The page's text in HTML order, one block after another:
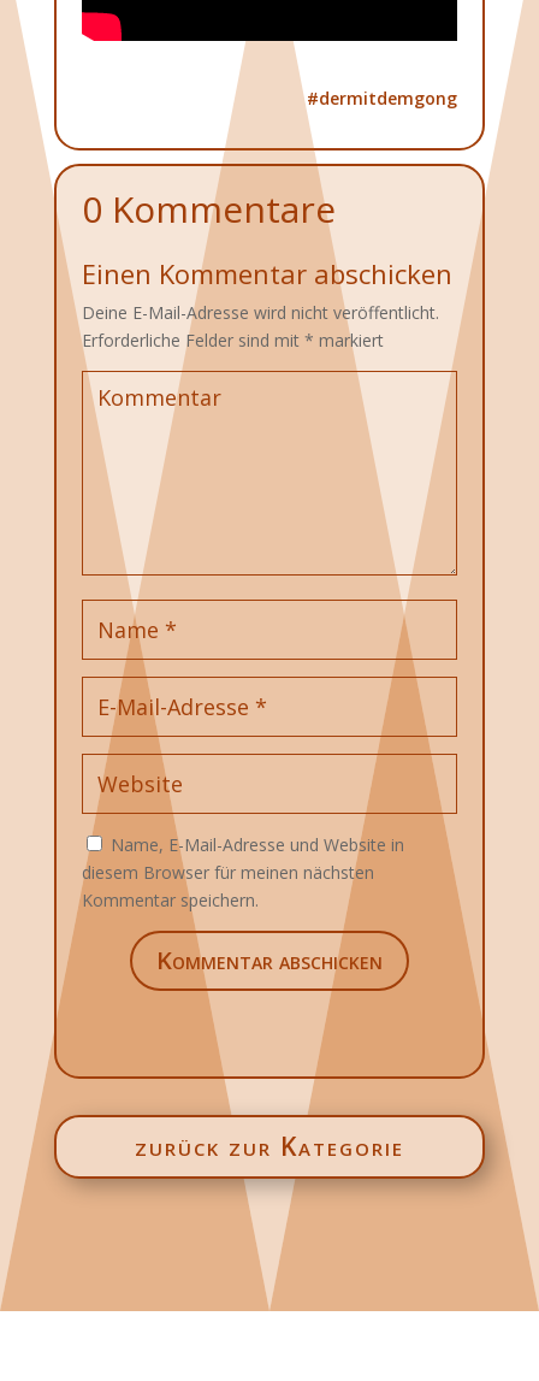
#dermitdemgong
0 Kommentare
Einen Kommentar abschicken
Deine E-Mail-Adresse wird nicht veröffentlicht.
Erforderliche Felder sind mit * markiert
Name, E-Mail-Adresse und Website in
diesem Browser für meinen nächsten
Kommentar speichern.
Kommentar abschicken
zurück zur Kategorie